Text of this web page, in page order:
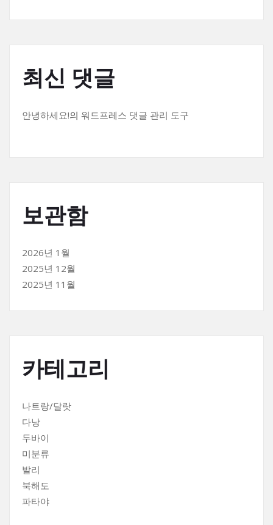
최신 댓글
안녕하세요!의 워드프레스 댓글 관리 도구
보관함
2026년 1월
2025년 12월
2025년 11월
카테고리
나트랑/달랏
다낭
두바이
미분류
발리
북해도
파타야